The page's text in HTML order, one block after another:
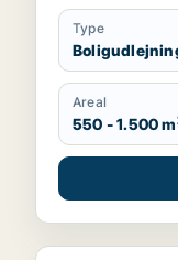
Type
Areal
550 - 1.500 m